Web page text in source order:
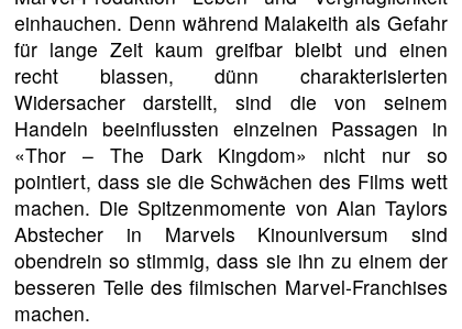
einhauchen. Denn während Malakeith als Gefahr
für lange Zeit kaum greifbar bleibt und einen
recht blassen, dünn charakterisierten
Widersacher darstellt, sind die von seinem
Handeln beeinflussten einzelnen Passagen in
«Thor – The Dark Kingdom» nicht nur so
pointiert, dass sie die Schwächen des Films wett
machen. Die Spitzenmomente von Alan Taylors
Abstecher in Marvels Kinouniversum sind
obendrein so stimmig, dass sie ihn zu einem der
besseren Teile des filmischen Marvel-Franchises
machen.